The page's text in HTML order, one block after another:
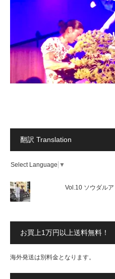
翻訳 Translation
Select Language ▼
Vol.10 ソウダル
お買上1万円以上送料無料！
海外発送は別料金となります。